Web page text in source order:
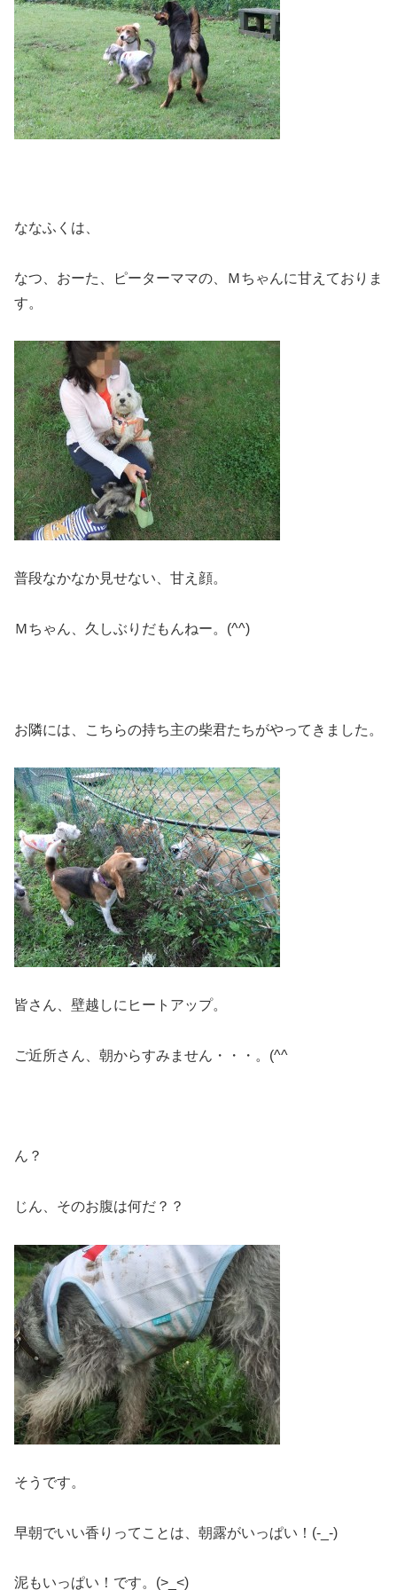
ななふくは、
なつ、おーた、ピーターママの、Ｍちゃんに甘えておりま
す。
普段なかなか見せない、甘え顔。
Ｍちゃん、久しぶりだもんねー。(^^)
お隣には、こちらの持ち主の柴君たちがやってきました。
皆さん、壁越しにヒートアップ。
ご近所さん、朝からすみません・・・。(^^ゞ
ん？
じん、そのお腹は何だ？？
そうです。
早朝でいい香りってことは、朝露がいっぱい！(-_-)
泥もいっぱい！です。(>_<)